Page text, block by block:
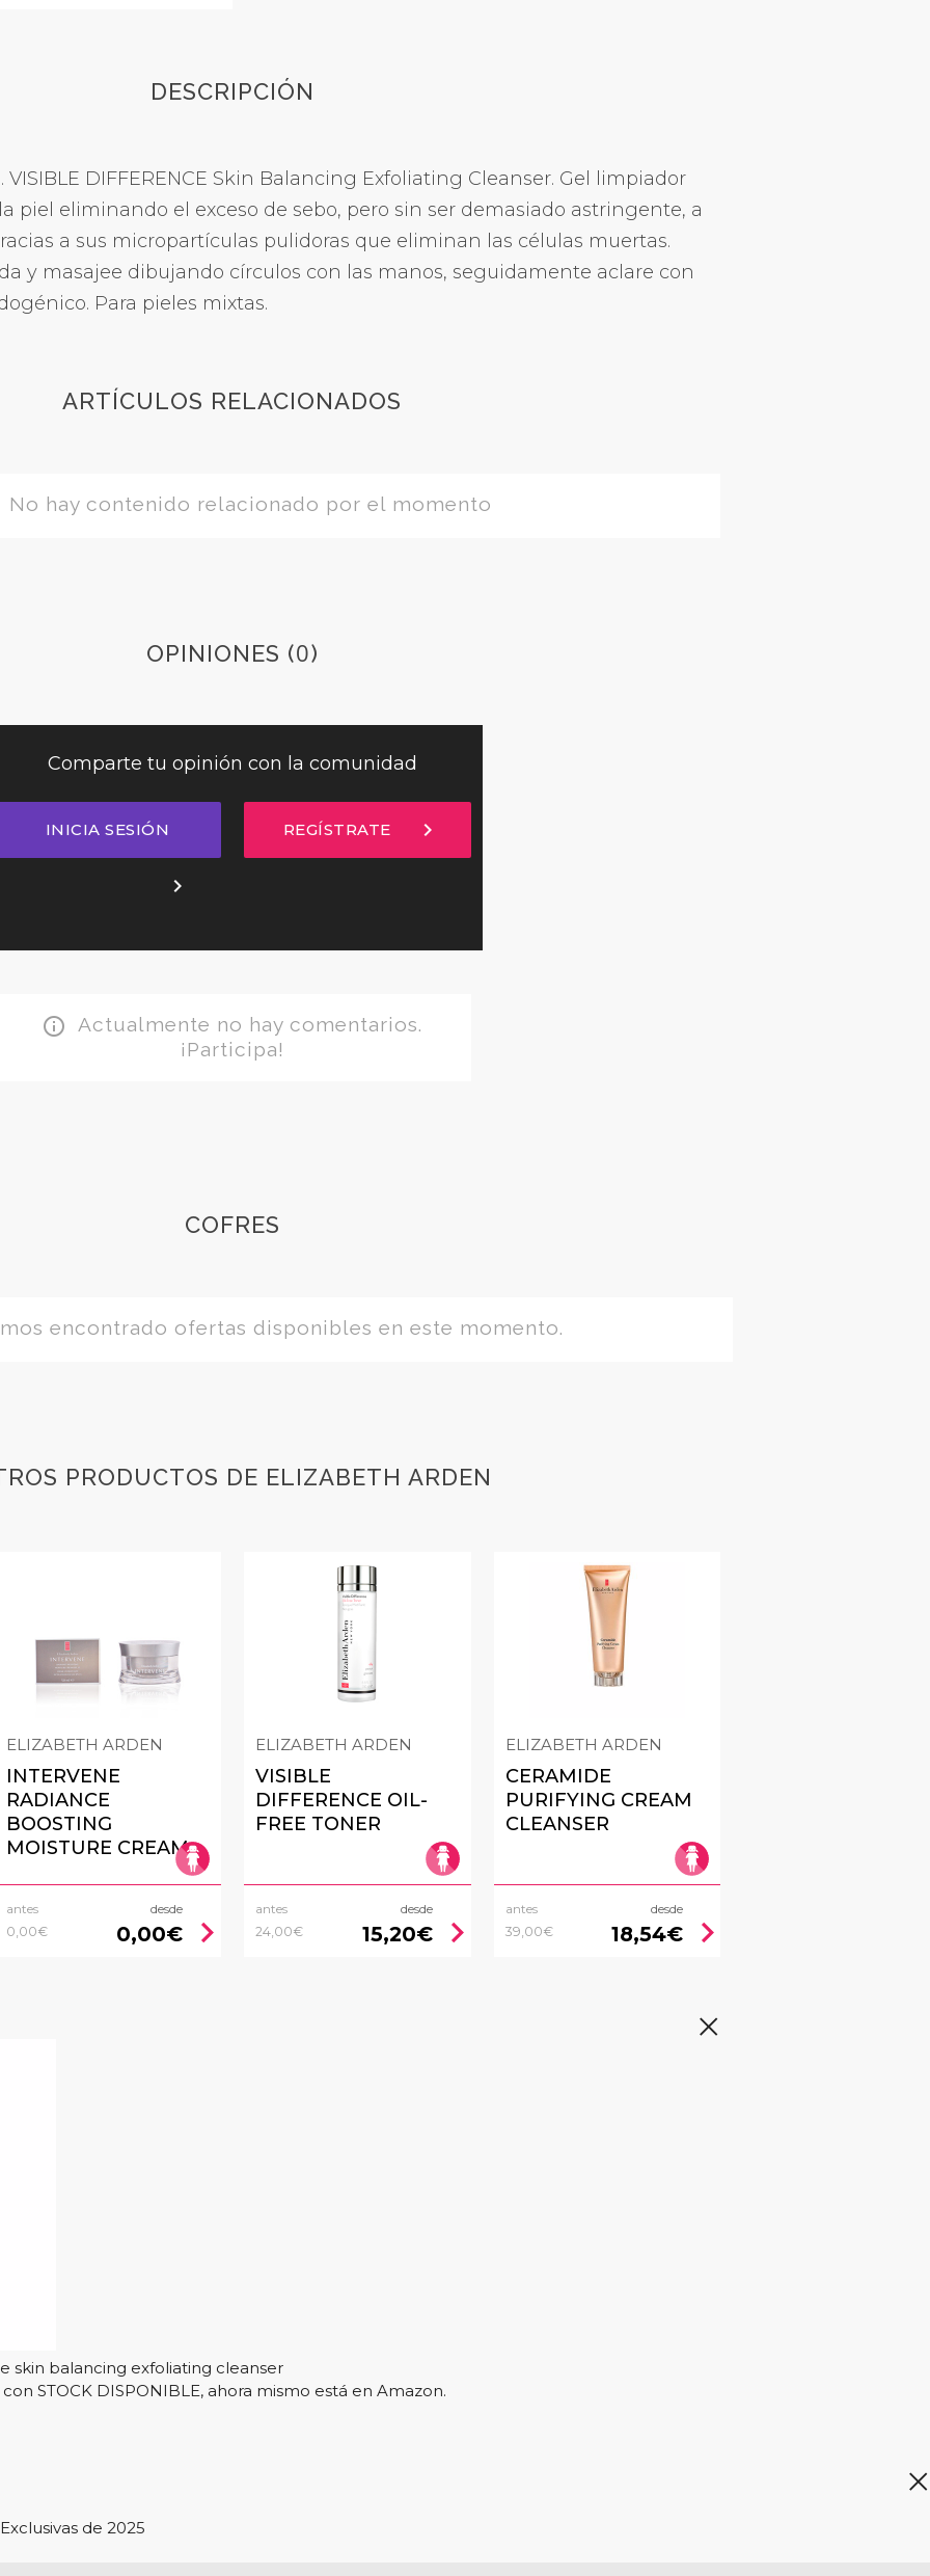
DESCRIPCIÓN
DIFFERENCE Skin Balancing Exfoliating Cleanser. Gel limpiador
piel eliminando el exceso de sebo, pero sin ser demasiado astringente, a
a sus micropartículas pulidoras que eliminan las células muertas.
y masajee dibujando círculos con las manos, seguidamente aclare con
Para pieles mixtas.
ARTÍCULOS RELACIONADOS
No hay contenido relacionado por el momento
OPINIONES (0)
Comparte tu opinión con la comunidad
INICIA SESIÓN
chevron_right
REGÍSTRATE chevron_right
info_outline
Actualmente no hay comentarios.
¡Participa!
COFRES
encontrado ofertas disponibles en este momento.
PRODUCTOS DE ELIZABETH ARDEN
ELIZABETH ARDEN
INTERVENE
RADIANCE
BOOSTING
MOISTURE CREAM
antes
0,00€
desde
0,00€ chevron_right
ELIZABETH ARDEN
VISIBLE
DIFFERENCE OIL-
FREE TONER
antes
24,00€
desde
15,20€ chevron_right
ELIZABETH ARDEN
CERAMIDE
PURIFYING CREAM
CLEANSER
antes
39,00€
desde
18,54€ chevron_right
skin balancing exfoliating cleanser
STOCK DISPONIBLE, ahora mismo está en Amazon.
de 2025